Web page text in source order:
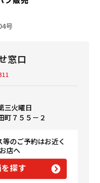
号
窓口
三火曜日
町７５５－２
のご予約はお近く
店へ
探す